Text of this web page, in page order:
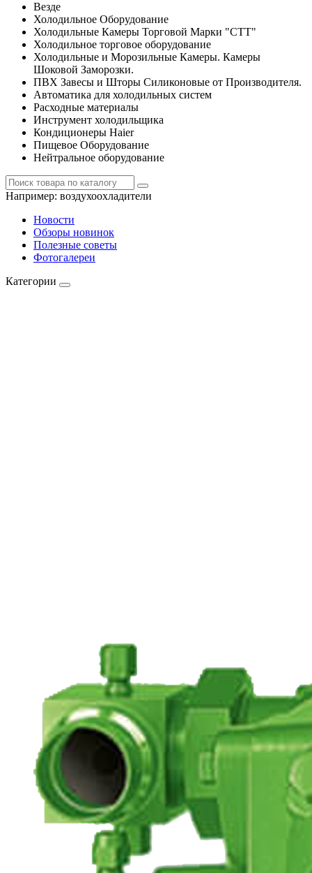
Везде
Холодильное Оборудование
Холодильные Камеры Торговой Марки "СТТ"
Холодильное торговое оборудование
Холодильные и Морозильные Камеры. Камеры
Шоковой Заморозки.
ПВХ Завесы и Шторы Силиконовые от Производителя.
Автоматика для холодильных систем
Расходные материалы
Инструмент холодильщика
Кондиционеры Haier
Пищевое Оборудование
Нейтральное оборудование
Например: воздухоохладители
Новости
Обзоры новинок
Полезные советы
Фотогалереи
Категории